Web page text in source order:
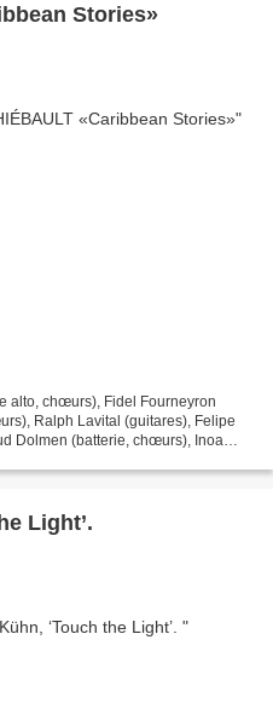
Stories»
alto, chœurs), Fidel Fourneyron
Ralph Lavital (guitares), Felipe
Dolmen (batterie, chœurs), Inoa
Light’.